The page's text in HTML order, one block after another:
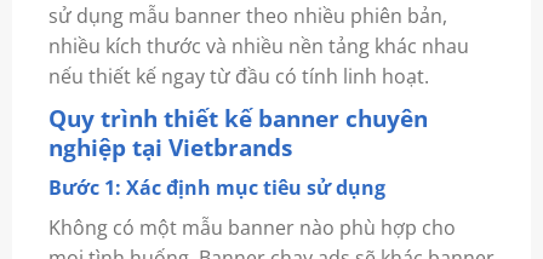
sử dụng mẫu banner theo nhiều phiên bản,
nhiều kích thước và nhiều nền tảng khác nhau
nếu thiết kế ngay từ đầu có tính linh hoạt.
Quy trình thiết kế banner chuyên
nghiệp tại Vietbrands
Bước 1: Xác định mục tiêu sử dụng
Không có một mẫu banner nào phù hợp cho